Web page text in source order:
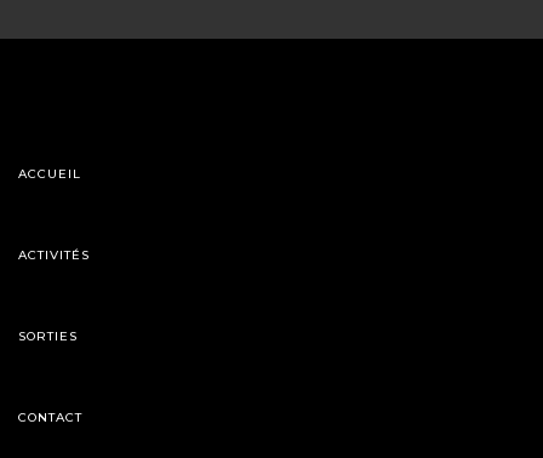
ACCUEIL
ACTIVITÉS
SORTIES
CONTACT